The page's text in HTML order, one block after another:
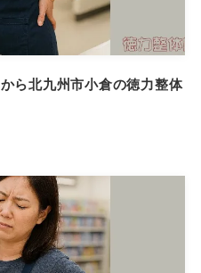
ら北九州市小倉の徳力整体